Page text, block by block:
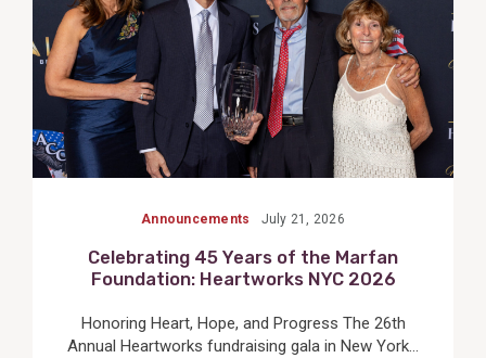
Announcements July 21, 2026
Celebrating 45 Years of the Marfan
Foundation: Heartworks NYC 2026
Honoring Heart, Hope, and Progress The 26th
Annual Heartworks fundraising gala in New York...